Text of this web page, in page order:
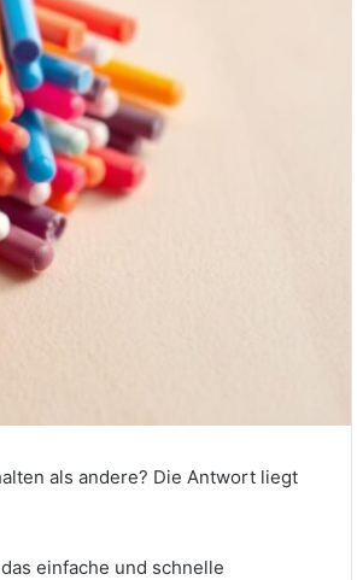
als andere? Die Antwort liegt
einfache und schnelle